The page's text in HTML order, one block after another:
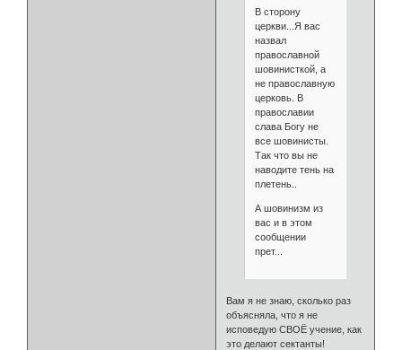
В сторону
церкви...Я вас
назвал
православной
шовинисткой, а
не православную
церковь. В
православии
слава Богу не
все шовинисты.
Так что вы не
наводите тень на
плетень..
А шовинизм из
вас и в этом
сообщении
прет...
Вам я не знаю, сколько раз
объясняла, что я не
исповедую СВОЁ учение, как
это делают сектанты!